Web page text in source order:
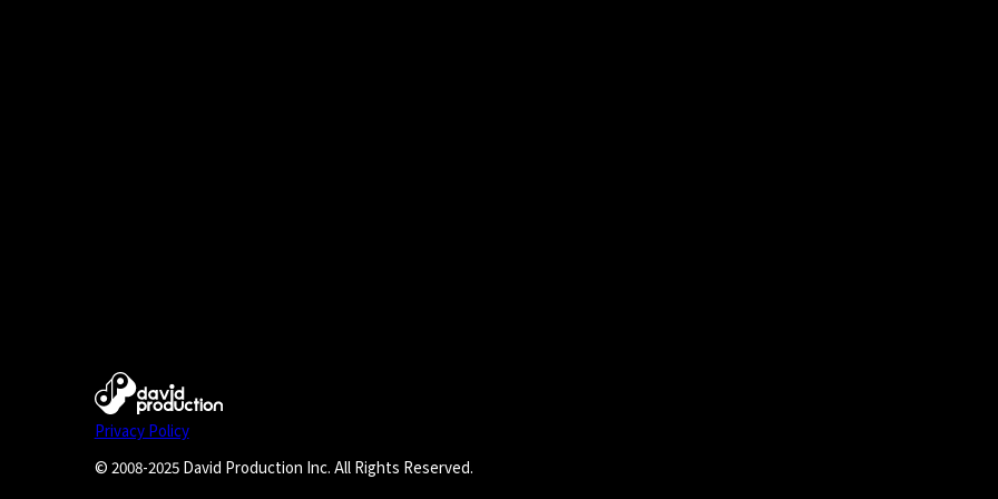
Privacy Policy
© 2008-2025 David Production Inc. All Rights Reserved.